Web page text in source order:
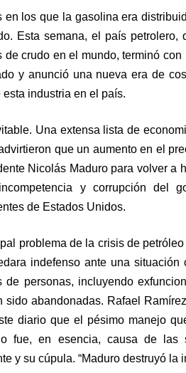
en los que la gasolina era
Esta semana, el país petrolero,
de crudo en el mundo, terminó
y anunció una nueva era de
esta industria en el país.
Una extensa lista de
que un aumento en el
Nicolás Maduro para volver a
y corrupción del
de Estados Unidos.
problema de la crisis de
indefenso ante una
de personas, incluyendo
sido abandonadas. Rafael
diario que el pésimo manejo
fue, en esencia, causa de las
y su cúpula. “Maduro destruyó la